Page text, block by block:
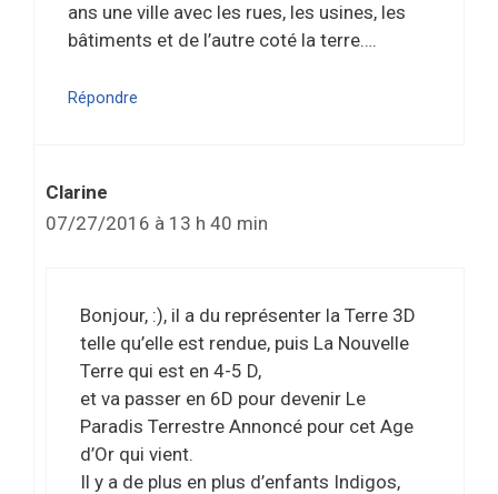
ans une ville avec les rues, les usines, les
bâtiments et de l’autre coté la terre….
Répondre
Clarine
07/27/2016 à 13 h 40 min
Bonjour, :), il a du représenter la Terre 3D
telle qu’elle est rendue, puis La Nouvelle
Terre qui est en 4-5 D,
et va passer en 6D pour devenir Le
Paradis Terrestre Annoncé pour cet Age
d’Or qui vient.
Il y a de plus en plus d’enfants Indigos,